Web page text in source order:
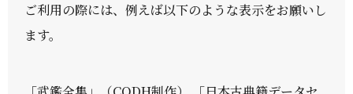
ご利用の際には、例えば以下のような表示をお願いし
ます。